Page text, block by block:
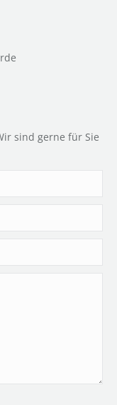
sind gerne für Sie